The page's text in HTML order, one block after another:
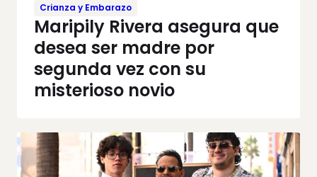
Crianza y Embarazo
Maripily Rivera asegura que
desea ser madre por
segunda vez con su
misterioso novio